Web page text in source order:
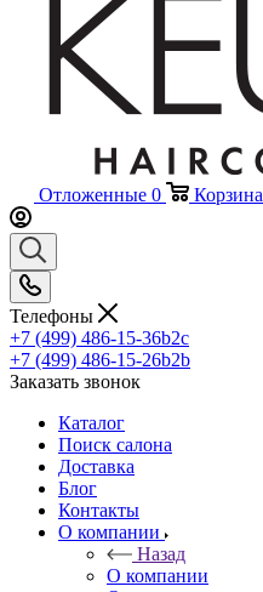
Отложенные 0 Корзина
Телефоны
+7 (499) 486-15-36b2c
+7 (499) 486-15-26b2b
Заказать звонок
Каталог
Поиск салона
Доставка
Блог
Контакты
О компании
Назад
О компании